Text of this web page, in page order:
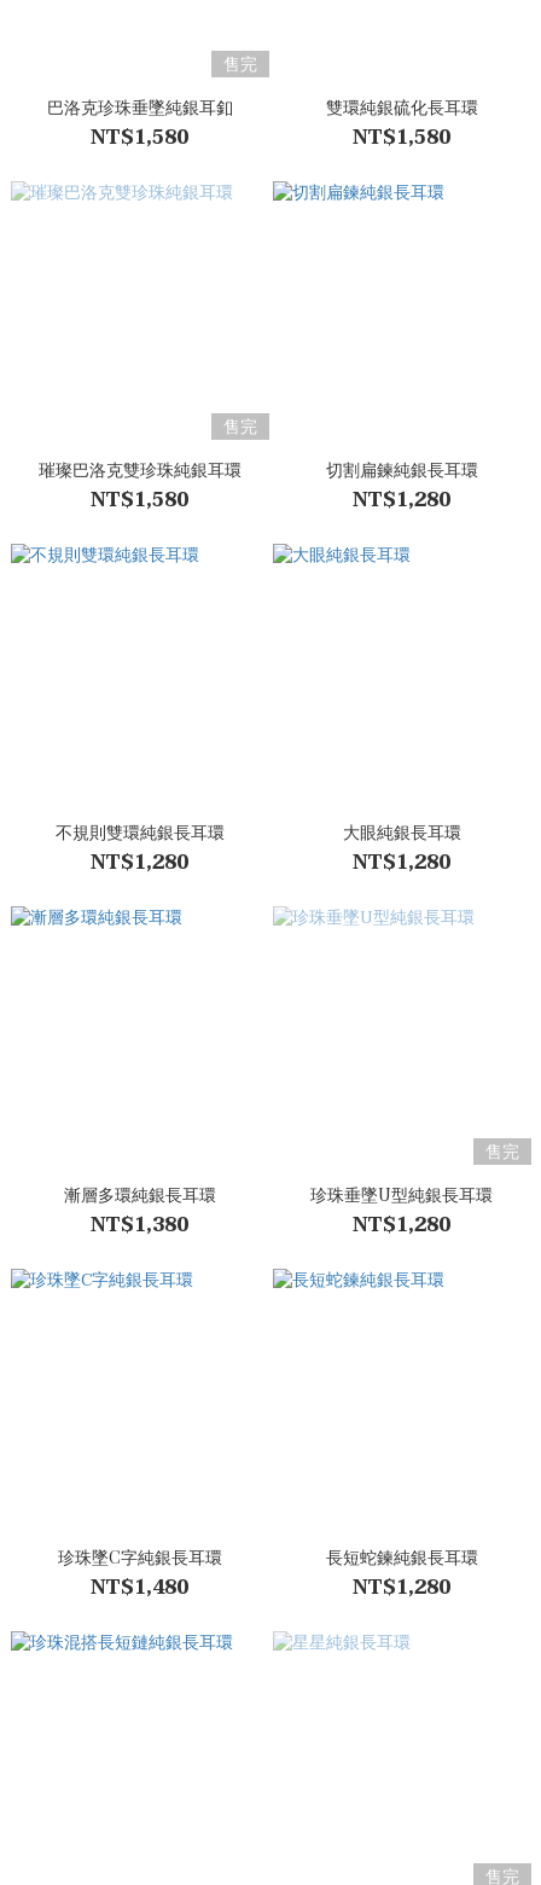
售完
巴洛克珍珠垂墜純銀耳釦
NT$1,580
雙環純銀硫化長耳環
NT$1,580
售完
璀璨巴洛克雙珍珠純銀耳環
NT$1,580
切割扁鍊純銀長耳環
NT$1,280
不規則雙環純銀長耳環
NT$1,280
大眼純銀長耳環
NT$1,280
漸層多環純銀長耳環
NT$1,380
售完
珍珠垂墜U型純銀長耳環
NT$1,280
珍珠墜C字純銀長耳環
NT$1,480
長短蛇鍊純銀長耳環
NT$1,280
售完